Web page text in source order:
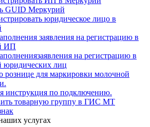
GUID Меркурий
юридическое лицо в
заявления на регистрацию в
ИП
на регистрацию в
юридических лиц
рознице для маркировки молочной
инструкция по подключению.
товарную группу в ГИС МТ
услугах